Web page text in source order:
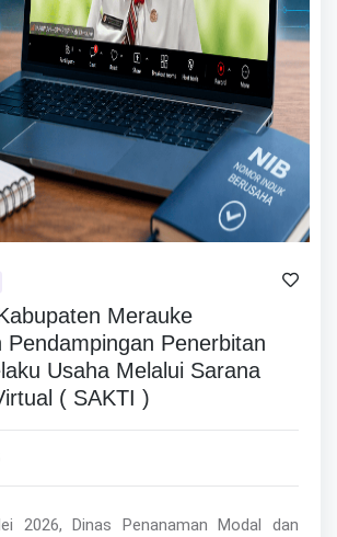
Merauke
Pendampingan Penerbitan
Usaha Melalui Sarana
( SAKTI )
2026, Dinas Penanaman Modal dan